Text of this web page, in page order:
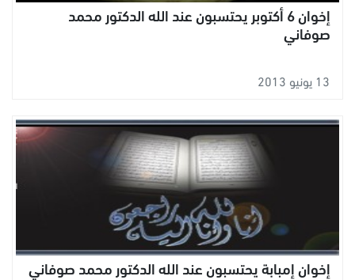
إخوان 6 أكتوبر يحتسبون عند الله الدكتور محمد
صوفاني
13 يونيو 2013
إخوان إمبابة يحتسبون عند الله الدكتور محمد صوفاني